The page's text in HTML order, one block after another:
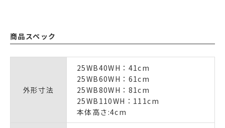
商品スペック
外形寸法
25WB40WH：41cm
25WB60WH：61cm
25WB80WH：81cm
25WB110WH：111cm
本体高さ:4cm